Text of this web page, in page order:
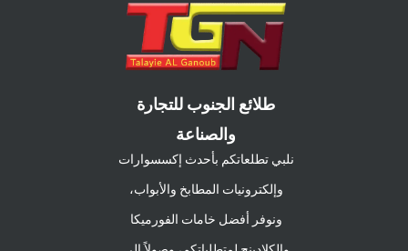
طلائع الجنوب للتجارة
والصناعة
نلبي تطلعاتكم بأحدث إكسسوارات
وإلكترونيات المطابخ والأبواب،
ونوفر أفضل خامات الفورميكا